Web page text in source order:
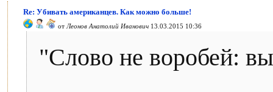
Re: Убивать американцев. Как можно больше!
от Леонов Анатолий Иванович 13.03.2015 10:36
"Слово не воробей: